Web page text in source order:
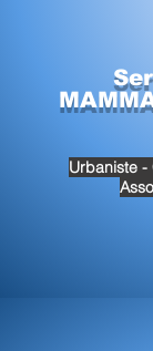
Urbaniste -